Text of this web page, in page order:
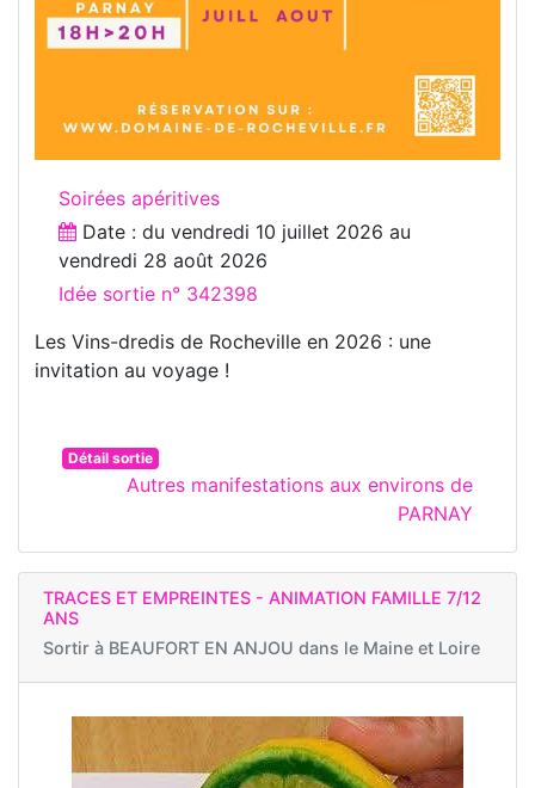
Soirées apéritives
Date : du vendredi 10 juillet 2026 au
vendredi 28 août 2026
Idée sortie n° 342398
Les Vins-dredis de Rocheville en 2026 : une
invitation au voyage !
Détail sortie
Autres manifestations aux environs de
PARNAY
TRACES ET EMPREINTES - ANIMATION FAMILLE 7/12
ANS
Sortir à BEAUFORT EN ANJOU dans le Maine et Loire